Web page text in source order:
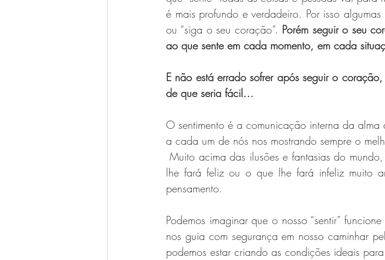
é mais profundo e verdadeiro. Por isso
ou “siga o seu coração”. Porém seguir o seu
ao que sente em cada momento, em cada
E não está errado sofrer após seguir o
de que seria fácil...
O sentimento é a comunicação interna da
a cada um de nós nos mostrando sempre o
Muito acima das ilusões e fantasias do mundo, a alma ou, se preferir, sua essência sabe o que
lhe fará feliz ou o que lhe fará infeliz muito
pensamento.
Podemos imaginar que o nosso “sentir”
nos guia com segurança em nosso caminhar
podemos estar criando as condições ideais